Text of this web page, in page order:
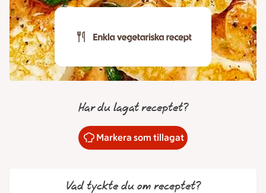
Har du lagat receptet?
Markera som tillagat
Vad tyckte du om receptet?